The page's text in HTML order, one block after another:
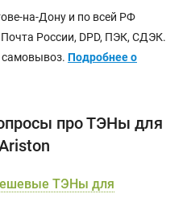
на-Дону и по всей РФ
России, DPD, ПЭК, СДЭК.
самовывоз. Подробнее о
про ТЭНы для
ТЭНы для